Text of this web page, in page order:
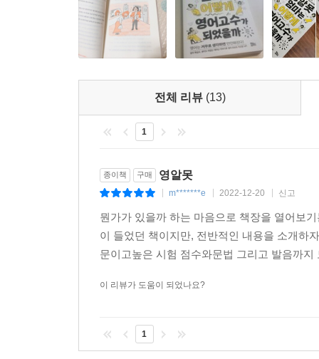
영작이 어려울 땐 주어+동사의 핵심 프레임에
생각하는 대신 우선 영어의 어순으로 맞추어 보면
a) 반드시 의미하지 않는다 →동사
b) 새로운 친구들을 만드는 것 →주어
c) 오래된 친구들을 잃는다는 것 →목적어
영어라는 벽을 넘으면 펼쳐지는 새로운 세계
아이가 영어를 잘하는 것은 단순히 높은 영어 성
언어로 자신의 의견을 피력할 수 있는 의사소통
넓힐 수 있다. 아이가 하고 싶은 일을 이루고자
영어가 고민인 엄마도, 영어가 골치 아픈 아이도
전체 리뷰 (13)
1
종이책 구매 영알못
m*******e 2022-12-20 신고
뭔가가 있을까 하는 마음으로 책장을 열어보
이 들었던 책이지만, 전반적인 내용을 소개하
문이고높은 시험 점수와문법 그리고 발음까
이 리뷰가 도움이 되었나요?
1